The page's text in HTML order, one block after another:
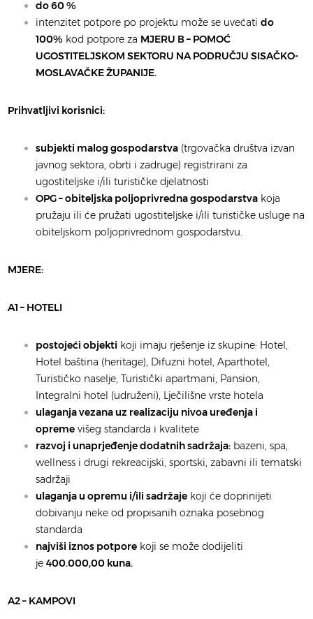
do 60 %
intenzitet potpore po projektu može se uvećati do
100% kod potpore za MJERU B – POMOĆ
UGOSTITELJSKOM SEKTORU NA PODRUČJU SISAČKO-
MOSLAVAČKE ŽUPANIJE.
Prihvatljivi korisnici:
subjekti malog gospodarstva(trgovačka društva izvan
javnog sektora, obrti i zadruge) registrirani za
ugostiteljske i/ili turističke djelatnosti
OPG – obiteljska poljoprivredna gospodarstvakoja
pružaju ili će pružati ugostiteljske i/ili turističke usluge na
obiteljskom poljoprivrednom gospodarstvu.
MJERE:
A1 – HOTELI
postojeći objekti koji imaju rješenje iz skupine: Hotel,
Hotel baština (heritage), Difuzni hotel, Aparthotel,
Turističko naselje, Turistički apartmani, Pansion,
Integralni hotel (udruženi), Lječilišne vrste hotela
ulaganja vezana uz realizaciju nivoa uređenja i
opremevišeg standarda i kvalitete
razvoj i unaprjeđenje dodatnih sadržaja:bazeni, spa,
wellness i drugi rekreacijski, sportski, zabavni ili tematski
sadržaji
ulaganja u opremu i/ili sadržajekoji će doprinijeti
dobivanju neke od propisanih oznaka posebnog
standarda
najviši iznos potporekoji se može dodijeliti
je 400.000,00 kuna.
A2 – KAMPOVI